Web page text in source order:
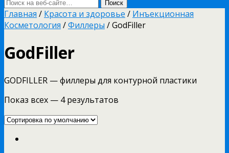
Главная / Красота и здоровье / Инъекционная
Косметология /Филлеры / GodFiller
GodFiller
GODFILLER — филлеры для контурной пластики
Показ всех — 4 результатов